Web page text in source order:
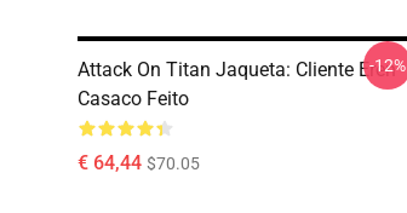
Attack On Titan Jaqueta: Cliente Eren
Casaco Feito
€ 64,44 $70.05
-12%